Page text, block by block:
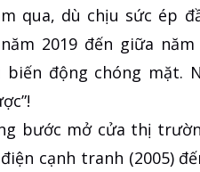
qua, dù chịu sức ép
2019 đến giữa
động chóng mặt.
bước mở cửa thị
cạnh tranh (2005)